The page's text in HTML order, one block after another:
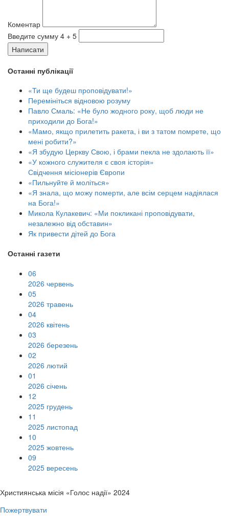
Коментар
Введите сумму 4 + 5
Написати
Останні публікації
«Ти ще будеш проповідувати!»
Перемініться відновою розуму
Павло Смаль: «Не було жодного року, щоб люди не
приходили до Бога!»
«Мамо, якщо прилетить ракета, і ви з татом помрете, що
мені робити?»
«Я збудую Церкву Свою, і брами пекла не здолають її»
«У кожного служителя є своя історія»
Свідчення місіонерів Європи
«Пильнуйте й моліться»
«Я знала, що можу померти, але всім серцем надіялася
на Бога!»
Микола Кулакевич: «Ми покликані проповідувати,
незалежно від обставин»
Як привести дітей до Бога
Останні газети
06
2026 червень
05
2026 травень
04
2026 квітень
03
2026 березень
02
2026 лютий
01
2026 січень
12
2025 грудень
11
2025 листопад
10
2025 жовтень
09
2025 вересень
Християнська місія «Голос надії» 2024
Пожертвувати